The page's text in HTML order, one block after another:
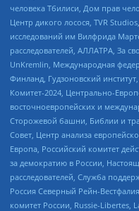
человека Тбилиси, Дом прав
Центр дикого лосося, TVR
исследований им Вилфрида
расследователей, АЛЛАТРА, За
UnKremlin, Международная
Финланд, Гудзоновский
Комитет-2024, Центрально-
восточноевропейских и
Сторожевой башни, Библии и
Совет, Центр анализа
Европа, Российский комитет
за демократию в России,
расследователей, Служба
Россия Северный Рейн-
комитет России, Russie-Libertes,